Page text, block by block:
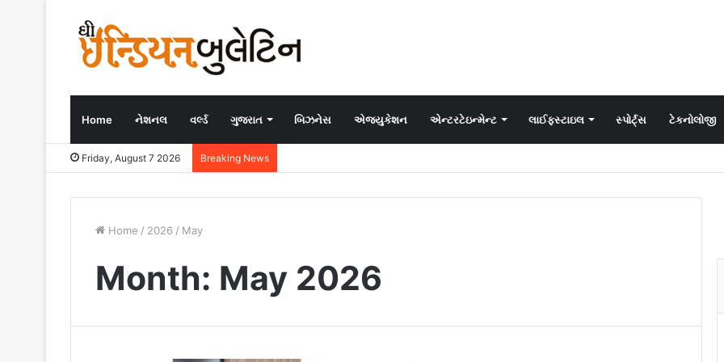
Home નેશનલ વર્લ્ડ ગુજરાત બિઝનેસ એજ્યુકેશન એન્ટરટેઇન્મેન્ટ લાઈફસ્ટાઇલ સ્પોર્ટ્સ ટેકનોલોજી
Friday, August 7 2026 Breaking News
Home / 2026 / May
Month: May 2026